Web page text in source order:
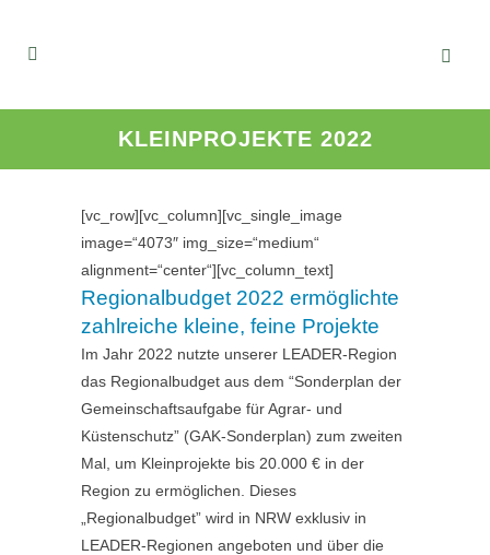
KLEINPROJEKTE 2022
[vc_row][vc_column][vc_single_image
image=“4073″ img_size=“medium“
alignment=“center“][vc_column_text]
Regionalbudget 2022 ermöglichte
zahlreiche kleine, feine Projekte
Im Jahr 2022 nutzte unserer LEADER-Region
das Regionalbudget aus dem “Sonderplan der
Gemeinschaftsaufgabe für Agrar- und
Küstenschutz” (GAK-Sonderplan) zum zweiten
Mal, um Kleinprojekte bis 20.000 € in der
Region zu ermöglichen. Dieses
„Regionalbudget” wird in NRW exklusiv in
LEADER-Regionen angeboten und über die